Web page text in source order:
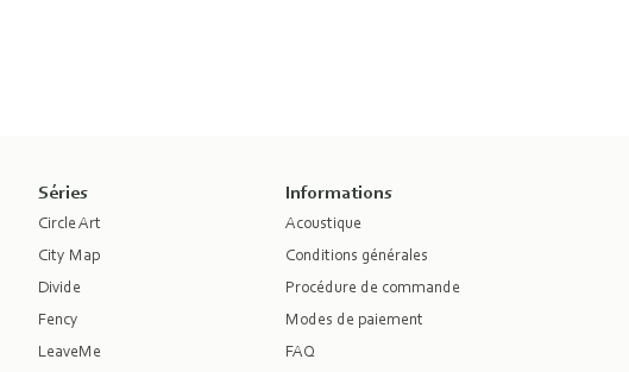
Séries
Circle Art
City Map
Divide
Fency
LeaveMe
Informations
Acoustique
Conditions générales
Procédure de commande
Modes de paiement
FAQ